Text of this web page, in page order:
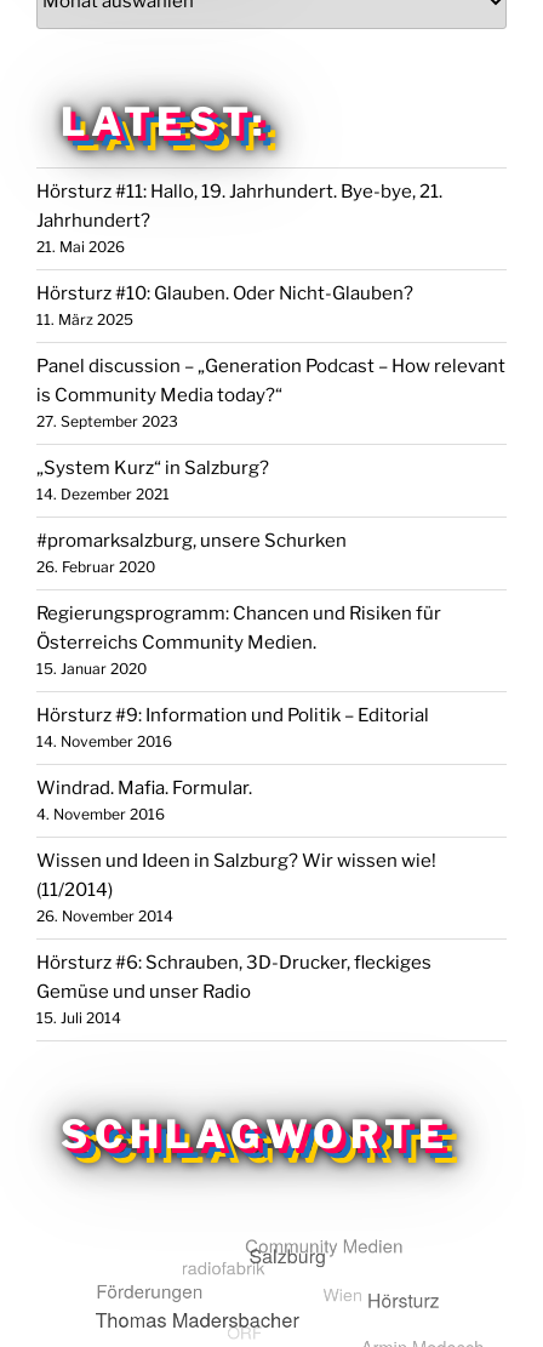
LATEST:
Hörsturz #11: Hallo, 19. Jahrhundert. Bye-bye, 21.
Jahrhundert?
21. Mai 2026
Hörsturz #10: Glauben. Oder Nicht-Glauben?
11. März 2025
Panel discussion – „Generation Podcast – How relevant
is Community Media today?“
27. September 2023
„System Kurz“ in Salzburg?
14. Dezember 2021
#promarksalzburg, unsere Schurken
26. Februar 2020
Regierungsprogramm: Chancen und Risiken für
Österreichs Community Medien.
15. Januar 2020
Hörsturz #9: Information und Politik – Editorial
14. November 2016
Windrad. Mafia. Formular.
4. November 2016
Wissen und Ideen in Salzburg? Wir wissen wie!
(11/2014)
26. November 2014
Hörsturz #6: Schrauben, 3D-Drucker, fleckiges
Gemüse und unser Radio
15. Juli 2014
SCHLAGWORTE